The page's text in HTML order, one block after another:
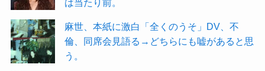
は当たり前。
麻世、本紙に激白「全くのうそ」DV、不
倫、同席会見語る→どちらにも嘘があると思
う。